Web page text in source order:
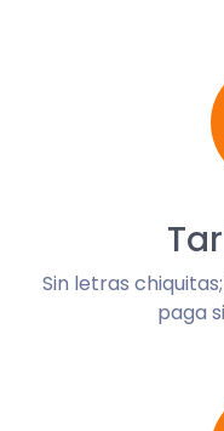
Sin letras
paga